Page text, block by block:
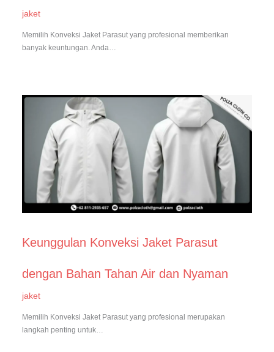
jaket
Memilih Konveksi Jaket Parasut yang profesional memberikan
banyak keuntungan. Anda…
Keunggulan Konveksi Jaket Parasut
dengan Bahan Tahan Air dan Nyaman
jaket
Memilih Konveksi Jaket Parasut yang profesional merupakan
langkah penting untuk…